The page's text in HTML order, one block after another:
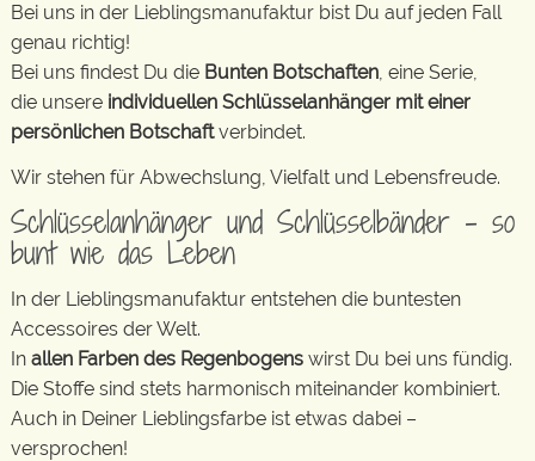
Bei uns in der Lieblingsmanufaktur bist Du auf jeden Fall
genau richtig!
Bei uns findest Du die Bunten Botschaften, eine Serie,
die unsere individuellen Schlüsselanhänger mit einer
persönlichen Botschaftverbindet.
Wir stehen für Abwechslung, Vielfalt und Lebensfreude.
Schlüsselanhänger und Schlüsselbänder – so
bunt wie das Leben
In der Lieblingsmanufaktur entstehen die buntesten
Accessoires der Welt.
In allen Farben des Regenbogens wirst Du bei uns fündig.
Die Stoffe sind stets harmonisch miteinander kombiniert.
Auch in Deiner Lieblingsfarbe ist etwas dabei –
versprochen!